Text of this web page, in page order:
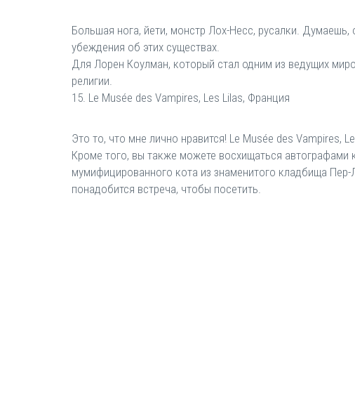
Большая нога, йети, монстр Лох-Несс, русалки.
убеждения об этих существах.
Для Лорен Коулман, который стал одним из ведущих
религии.
15. Le Musée des Vampires, Les Lilas, Франция
Это то, что мне лично нравится! Le Musée des Vampires,
Кроме того, вы также можете восхищаться
мумифицированного кота из знаменитого кладбища
понадобится встреча, чтобы посетить.